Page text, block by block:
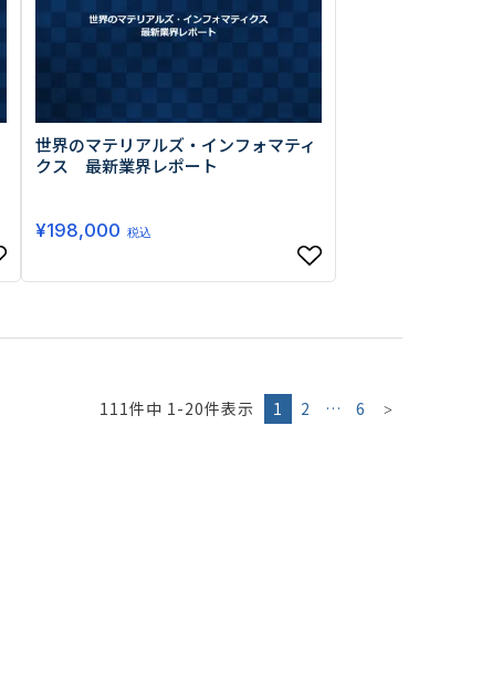
世界のマテリアルズ・インフォマティ
クス 最新業界レポート
¥198,000 税込
111件中 1 -20件表示 1 2 … 6